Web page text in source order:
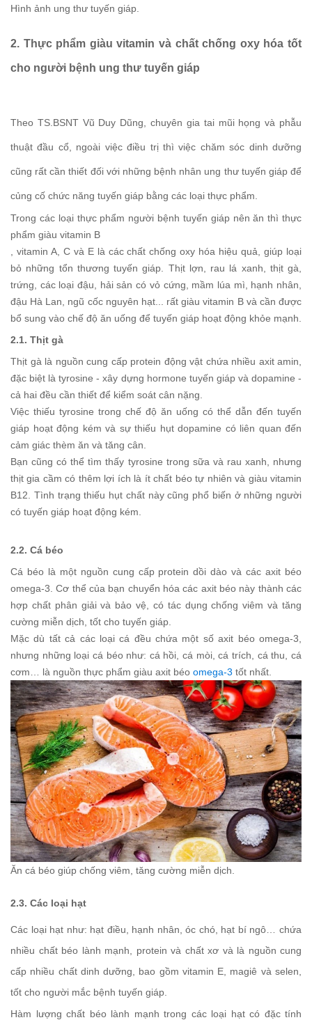
Hình ảnh ung thư tuyến giáp.
2. Thực phẩm giàu vitamin và chất chống oxy hóa tốt
cho người bệnh ung thư tuyến giáp
Theo TS.BSNT Vũ Duy Dũng, chuyên gia tai mũi họng và phẫu
thuật đầu cổ, ngoài việc điều trị thì việc chăm sóc dinh dưỡng
cũng rất cần thiết đối với những bệnh nhân ung thư tuyến giáp để
củng cố chức năng tuyến giáp bằng các loại thực phẩm.
Trong các loại thực phẩm người bệnh tuyến giáp nên ăn thì thực
phẩm giàu vitamin B
, vitamin A, C và E là các chất chống oxy hóa hiệu quả, giúp loại
bỏ những tổn thương tuyến giáp. Thịt lợn, rau lá xanh, thịt gà,
trứng, các loại đậu, hải sản có vỏ cứng, mầm lúa mì, hạnh nhân,
đậu Hà Lan, ngũ cốc nguyên hạt... rất giàu vitamin B và cần được
bổ sung vào chế độ ăn uống để tuyến giáp hoạt động khỏe mạnh.
2.1. Thịt gà
Thịt gà là nguồn cung cấp protein động vật chứa nhiều axit amin,
đặc biệt là tyrosine - xây dựng hormone tuyến giáp và dopamine -
cả hai đều cần thiết để kiểm soát cân nặng.
Việc thiếu tyrosine trong chế độ ăn uống có thể dẫn đến tuyến
giáp hoạt động kém và sự thiếu hụt dopamine có liên quan đến
cảm giác thèm ăn và tăng cân.
Bạn cũng có thể tìm thấy tyrosine trong sữa và rau xanh, nhưng
thịt gia cầm có thêm lợi ích là ít chất béo tự nhiên và giàu vitamin
B12. Tình trạng thiếu hụt chất này cũng phổ biến ở những người
có tuyến giáp hoạt động kém.
2.2. Cá béo
Cá béo là một nguồn cung cấp protein dồi dào và các axit béo
omega-3. Cơ thể của bạn chuyển hóa các axit béo này thành các
hợp chất phân giải và bảo vệ, có tác dụng chống viêm và tăng
cường miễn dịch, tốt cho tuyến giáp.
Mặc dù tất cả các loại cá đều chứa một số axit béo omega-3,
nhưng những loại cá béo như: cá hồi, cá mòi, cá trích, cá thu, cá
cơm… là nguồn thực phẩm giàu axit béo omega-3 tốt nhất.
Ăn cá béo giúp chống viêm, tăng cường miễn dịch.
2.3. Các loại hạt
Các loại hạt như: hạt điều, hạnh nhân, óc chó, hạt bí ngô… chứa
nhiều chất béo lành mạnh, protein và chất xơ và là nguồn cung
cấp nhiều chất dinh dưỡng, bao gồm vitamin E, magiê và selen,
tốt cho người mắc bệnh tuyến giáp.
Hàm lượng chất béo lành mạnh trong các loại hạt có đặc tính